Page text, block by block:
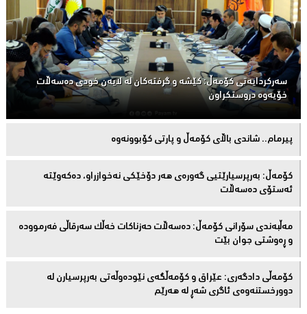
سەركردایەتی كۆمەڵ: كێشە و گرفتەكان لە لایەن خودی دەسەڵات
خۆیەوە دروستكراون
پیرمام.. شاندی باڵای كۆمه‌ڵ و پارتی كۆبوونه‌وه‌
كۆمەڵ: بەرپرسیارێتیی گەورەی هەر دۆخێکی نەخوازراو، دەكەوێتە
ئەستۆی دەسەڵات
مەڵبەندى سۆرانى کۆمەڵ: دەسەڵات حەزناکات خەڵک سەرقاڵى فەرموودە
و ڕەوشتى جوان بێت
کۆمەڵى دادگەرى: عێراق و كۆمەڵگەی نێودەوڵەتی بەرپرسیارن لە
دوورخستنەوەى ئاگری شەڕ لە هەرێم